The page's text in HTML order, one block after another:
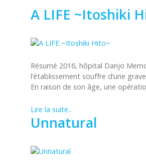
A LIFE ~Itoshiki
Résumé 2016, hôpital Danjo
l’établissement souffre d’une
En raison de son âge, une
Lire la suite...
Unnatural